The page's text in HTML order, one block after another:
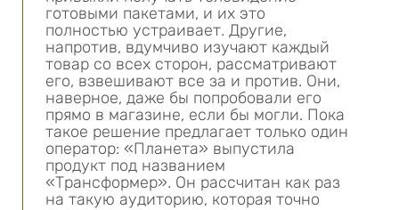
готовыми пакетами, и их это
полностью устраивает. Другие,
напротив, вдумчиво изучают каждый
товар со всех сторон, рассматривают
его, взвешивают все за и против. Они,
наверное, даже бы попробовали его
прямо в магазине, если бы могли. Пока
такое решение предлагает только один
оператор: «Планета» выпустила
продукт под названием
«Трансформер». Он рассчитан как раз
на такую аудиторию, которая точно